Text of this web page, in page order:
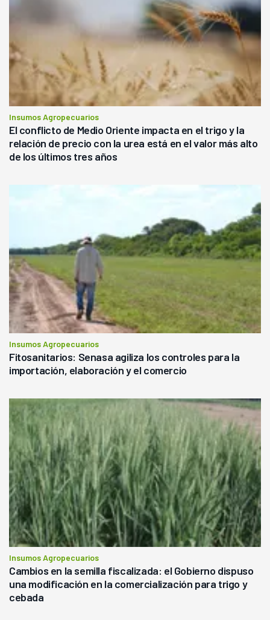
Insumos Agropecuarios
El conflicto de Medio Oriente impacta en el trigo y la
relación de precio con la urea está en el valor más alto
de los últimos tres años
Insumos Agropecuarios
Fitosanitarios: Senasa agiliza los controles para la
importación, elaboración y el comercio
Insumos Agropecuarios
Cambios en la semilla fiscalizada: el Gobierno dispuso
una modificación en la comercialización para trigo y
cebada